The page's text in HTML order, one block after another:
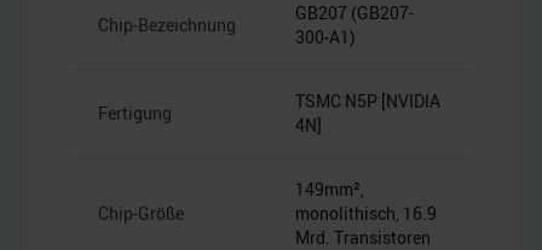
Chip-Bezeichnung
GB207 (GB207-
300-A1)
Fertigung
TSMC N5P [NVIDIA
4N]
Chip-Größe
149mm²,
monolithisch, 16.9
Mrd. Transistoren